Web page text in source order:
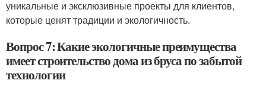
уникальные и эксклюзивные проекты для клиентов,
которые ценят традиции и экологичность.
Вопрос 7: Какие экологичные преимущества
имеет строительство дома из бруса по забытой
технологии